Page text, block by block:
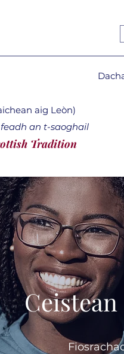
aig Leòn)
an t-saoghail
Tradition